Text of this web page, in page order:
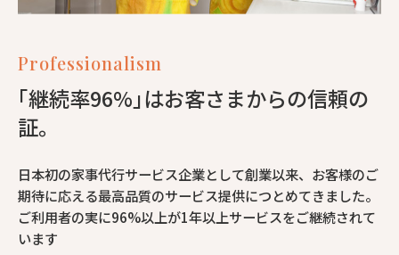
Professionalism
｢継続率96%｣はお客さまからの信頼の
証。
日本初の家事代行サービス企業として創業以来、お客様のご
期待に応える最高品質のサービス提供につとめてきました。
ご利用者の実に96%以上が1年以上サービスをご継続されて
います